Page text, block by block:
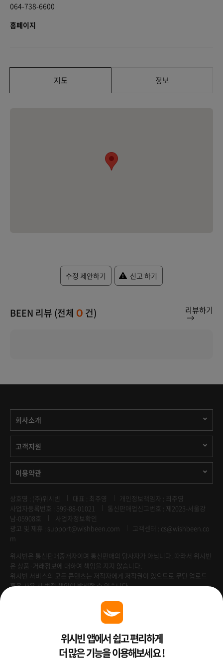
064-738-6600
홈페이지
지도 정보
수정 제안하기 신고 하기
BEEN 리뷰 (전체 0 건) 리뷰하기
회사소개
고객지원
이용약관
상호명 : (주)위시빈 대표 : 최주영
개인정보책임자 : 최주영
사업자등록번호 : 599-88-01021
통신판매업신고번호 : 제2023-서울강
남-05908호
사업자정보확인
광고 및 제휴 : support@wishbeen.com
고객센터 : cs@wishbeen.co
m
위시빈은 통신판매중개자이며 통신판매의 당사자가 아닙니다. 따라서 위시빈
은 상품·거래정보에 대하여 책임을 지지 않습니다.
위시빈 서비스의 모든 콘텐츠는 저작자에게 저작권이 있으므로 무단 업로드
혹은 사용 시 법적 책임이 발생할 수 있습니다.
Venture Enterprise위시빈 앱에서 쉽고 편리하게
더 많은 기능을 이용해보세요 !